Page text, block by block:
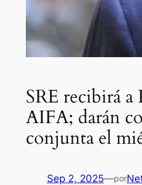
SRE recibirá
AIFA; darán
conjunta el
Sep 2, 2025—por